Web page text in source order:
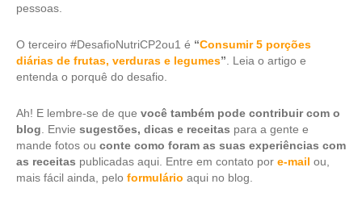
pessoas.
O terceiro #DesafioNutriCP2ou1 é “Consumir 5 porções
diárias de frutas, verduras e legumes” . Leia o artigo e
entenda o porquê do desafio.
Ah! E lembre-se de que você também pode contribuir com o
blog . Envie sugestões, dicas e receitas para a gente e
mande fotos ou conte como foram as suas experiências com
as receitas publicadas aqui. Entre em contato por e-mail ou,
mais fácil ainda, pelo formulário aqui no blog.